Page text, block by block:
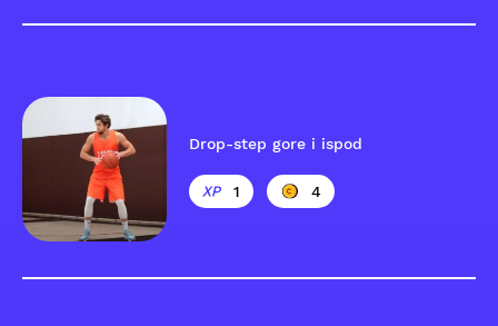
Drop-step gore i ispod
1 4